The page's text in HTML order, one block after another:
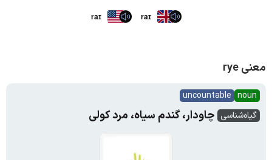
raɪ raɪ
معنی rye
noun
uncountable
گیاه‌شناسی چاودار، گندم سیاه، مرد کولی